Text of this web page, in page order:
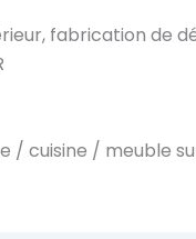
fabrication de
/ cuisine / meuble